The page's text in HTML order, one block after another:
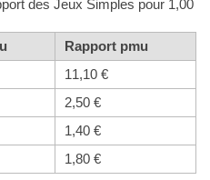
des Jeux Simples pour 1,00
Rapport pmu
11,10 €
2,50 €
1,40 €
1,80 €